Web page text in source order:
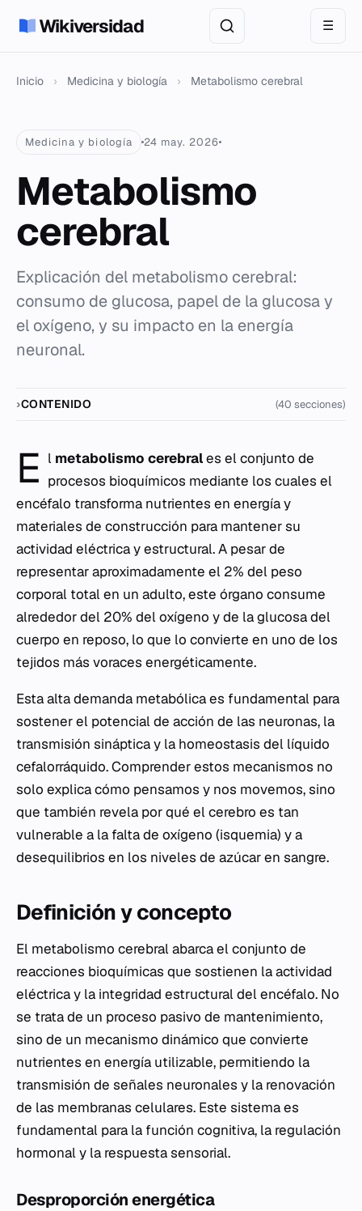
Wikiversidad ☰
Inicio › Medicina y biología › Metabolismo cerebral
Medicina y biología 24 may. 2026
Metabolismo
cerebral
Explicación del metabolismo cerebral:
consumo de glucosa, papel de la glucosa y
el oxígeno, y su impacto en la energía
neuronal.
CONTENIDO (40 secciones)
E l metabolismo cerebrales el conjunto de
procesos bioquímicos mediante los cuales el
encéfalo transforma nutrientes en energía y
materiales de construcción para mantener su
actividad eléctrica y estructural. A pesar de
representar aproximadamente el 2% del peso
corporal total en un adulto, este órgano consume
alrededor del 20% del oxígeno y de la glucosa del
cuerpo en reposo, lo que lo convierte en uno de los
tejidos más voraces energéticamente.
Esta alta demanda metabólica es fundamental para
sostener el potencial de acción de las neuronas, la
transmisión sináptica y la homeostasis del líquido
cefalorráquido. Comprender estos mecanismos no
solo explica cómo pensamos y nos movemos, sino
que también revela por qué el cerebro es tan
vulnerable a la falta de oxígeno (isquemia) y a
desequilibrios en los niveles de azúcar en sangre.
Definición y concepto
El metabolismo cerebral abarca el conjunto de
reacciones bioquímicas que sostienen la actividad
eléctrica y la integridad estructural del encéfalo. No
se trata de un proceso pasivo de mantenimiento,
sino de un mecanismo dinámico que convierte
nutrientes en energía utilizable, permitiendo la
transmisión de señales neuronales y la renovación
de las membranas celulares. Este sistema es
fundamental para la función cognitiva, la regulación
hormonal y la respuesta sensorial.
Desproporción energética